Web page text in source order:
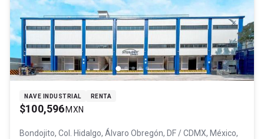
NAVE INDUSTRIAL RENTA
$100,596 MXN
Bondojito, Col. Hidalgo, Álvaro Obregón, DF / CDMX, México,